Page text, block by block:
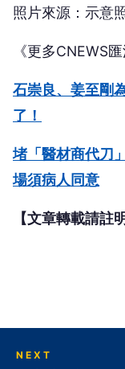
照片來源：示意
《更多CNEWS
石崇良、姜至剛
了！
堵「醫材商代刀
場須病人同意
【文章轉載請註
NEXT